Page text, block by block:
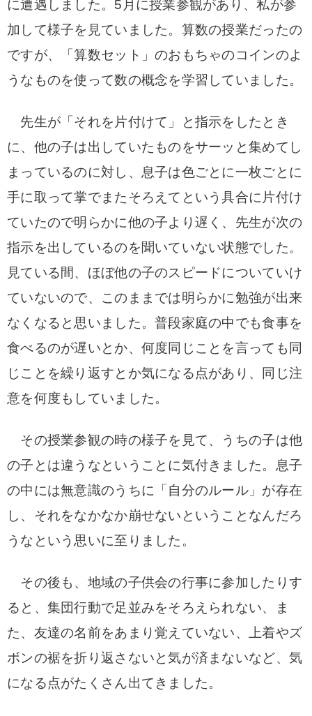
に遭遇しました。5月に授業参観があり、私が参
加して様子を見ていました。算数の授業だったの
ですが、「算数セット」のおもちゃのコインのよ
うなものを使って数の概念を学習していました。
先生が「それを片付けて」と指示をしたとき
に、他の子は出していたものをサーッと集めてし
まっているのに対し、息子は色ごとに一枚ごとに
手に取って掌でまたそろえてという具合に片付け
ていたので明らかに他の子より遅く、先生が次の
指示を出しているのを聞いていない状態でした。
見ている間、ほぼ他の子のスピードについていけ
ていないので、このままでは明らかに勉強が出来
なくなると思いました。普段家庭の中でも食事を
食べるのが遅いとか、何度同じことを言っても同
じことを繰り返すとか気になる点があり、同じ注
意を何度もしていました。
その授業参観の時の様子を見て、うちの子は他
の子とは違うなということに気付きました。息子
の中には無意識のうちに「自分のルール」が存在
し、それをなかなか崩せないということなんだろ
うなという思いに至りました。
その後も、地域の子供会の行事に参加したりす
ると、集団行動で足並みをそろえられない、ま
た、友達の名前をあまり覚えていない、上着やズ
ボンの裾を折り返さないと気が済まないなど、気
になる点がたくさん出てきました。